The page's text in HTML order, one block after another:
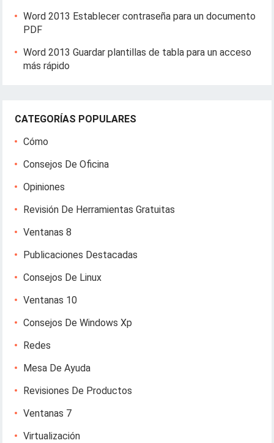
Word 2013 Establecer contraseña para un documento
PDF
Word 2013 Guardar plantillas de tabla para un acceso
más rápido
CATEGORÍAS POPULARES
Cómo
Consejos De Oficina
Opiniones
Revisión De Herramientas Gratuitas
Ventanas 8
Publicaciones Destacadas
Consejos De Linux
Ventanas 10
Consejos De Windows Xp
Redes
Mesa De Ayuda
Revisiones De Productos
Ventanas 7
Virtualización